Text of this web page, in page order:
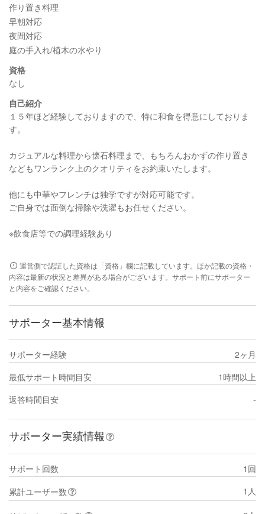
作り置き料理
早朝対応
夜間対応
庭の手入れ/植木の水やり
資格
なし
自己紹介
１５年ほど経験しておりますので、特に和食を得意にしておりま
す。
カジュアルな料理から懐石料理まで、もちろんおかずの作り置き
などもワンランク上のクオリティをお約束いたします。
他にも中華やフレンチは独学ですが対応可能です。
ご自身では面倒な掃除や洗濯もお任せください。
※飲食店等での調理経験あり
運営側で認証した資格は「資格」欄に記載しています。ほか記載の資格・
内容は最新の状況と差異がある場合がございます。サポート前にサポーター
と内容をご確認ください。
サポーター基本情報
サポーター経験
2ヶ月
最低サポート時間目安
1時間以上
返答時間目安
-
サポーター実績情報
サポート回数
1回
累計ユーザー数
1人